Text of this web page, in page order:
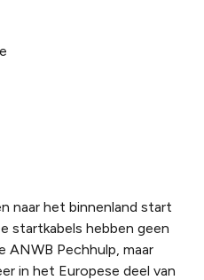
naar het binnenland start
startkabels hebben geen
Pechhulp, maar
in het Europese deel van